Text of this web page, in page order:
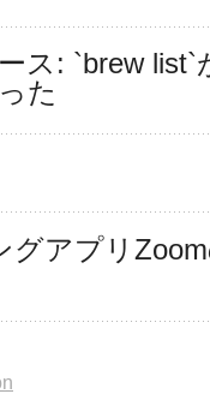
ス: `brew
た
グアプリ